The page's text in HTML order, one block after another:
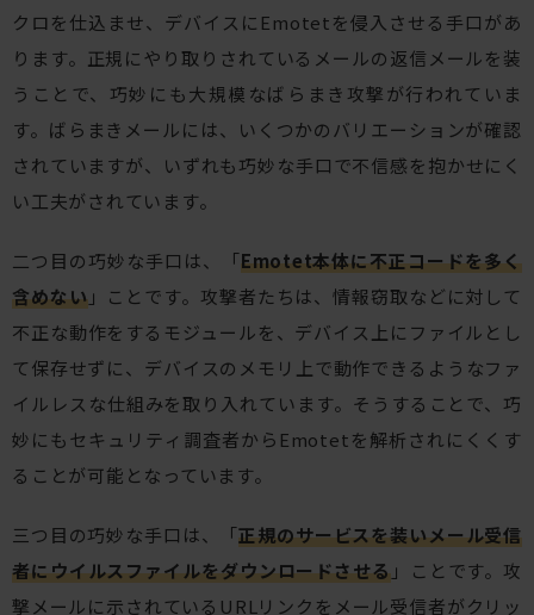
クロを仕込ませ、デバイスにEmotetを侵入させる手口があ
ります。正規にやり取りされているメールの返信メールを装
うことで、巧妙にも大規模なばらまき攻撃が行われていま
す。ばらまきメールには、いくつかのバリエーションが確認
されていますが、いずれも巧妙な手口で不信感を抱かせにく
い工夫がされています。
二つ目の巧妙な手口は、「Emotet本体に不正コードを多く
含めない」ことです。攻撃者たちは、情報窃取などに対して
不正な動作をするモジュールを、デバイス上にファイルとし
て保存せずに、デバイスのメモリ上で動作できるようなファ
イルレスな仕組みを取り入れています。そうすることで、巧
妙にもセキュリティ調査者からEmotetを解析されにくくす
ることが可能となっています。
三つ目の巧妙な手口は、「正規のサービスを装いメール受信
者にウイルスファイルをダウンロードさせる」ことです。攻
撃メールに示されているURLリンクをメール受信者がクリッ